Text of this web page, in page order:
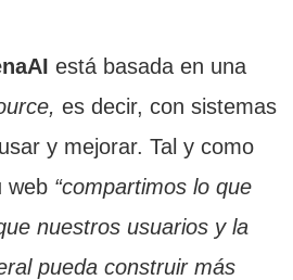
está basada en una
es decir, con sistemas
y mejorar. Tal y como
web “compartimos lo que
nuestros usuarios y la
pueda construir más